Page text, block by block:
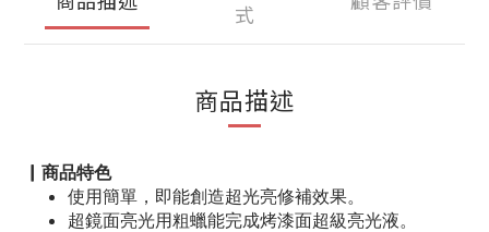
式
商品描述
▏商品特色
使用簡單，即能創造超光亮修補效果。
超鏡面亮光用粗蠟能完成烤漆面超級亮光液。